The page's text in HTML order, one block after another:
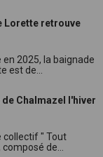
Lorette retrouve
2025, la baignade
est de...
Chalmazel l'hiver
collectif " Tout
de...